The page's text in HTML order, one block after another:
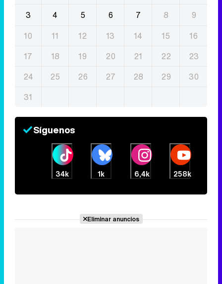
3
4 5 6 7 8
9
10
11 12 13 14 15
16
17
18 19 20 21 22
23
24
25 26 27 28 29
30
31
Síguenos
34k 1k 6,4k 258k
Eliminar anuncios